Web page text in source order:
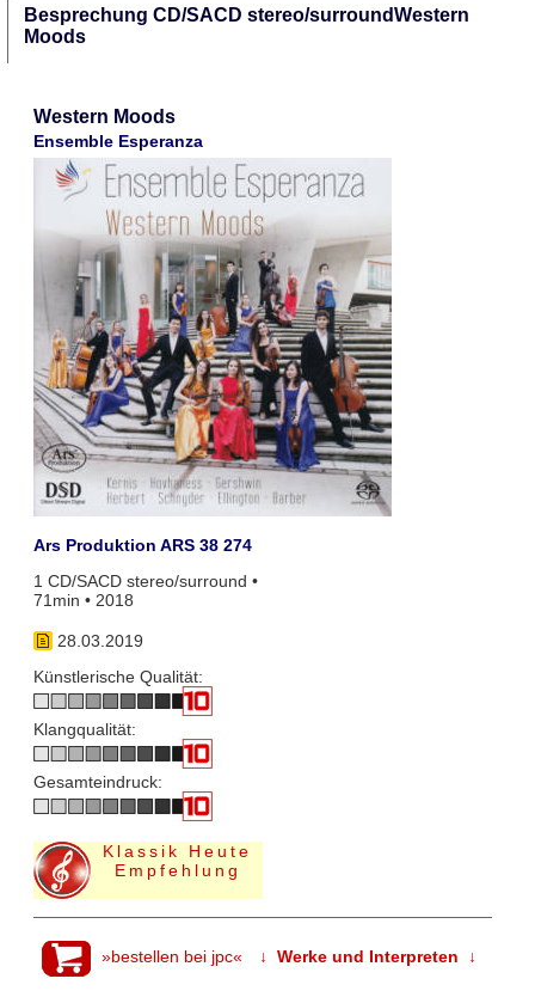
Besprechung CD/SACD stereo/surroundWestern
Moods
Western Moods
Ensemble Esperanza
Ars Produktion ARS 38 274
1 CD/SACD stereo/surround •
71min • 2018
28.03.2019
Künstlerische Qualität:
Klangqualität:
Gesamteindruck:
Klassik Heute
Empfehlung
»bestellen bei jpc« ↓ Werke und Interpreten ↓